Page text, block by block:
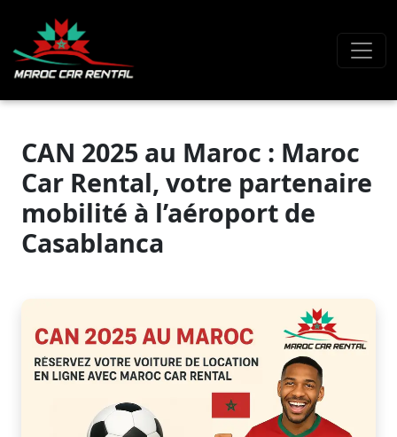
CAN 2025 au Maroc : Maroc
Car Rental, votre partenaire
mobilité à l’aéroport de
Casablanca